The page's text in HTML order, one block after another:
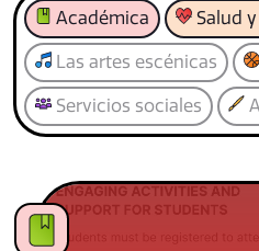
Académica Salud
Las artes escénicas
Servicios sociales